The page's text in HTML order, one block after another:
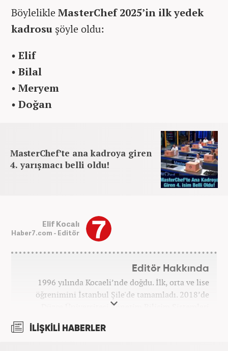
Böylelikle MasterChef 2025’in ilk yedek
kadrosu şöyle oldu:
• Elif
• Bilal
• Meryem
• Doğan
MasterChef’te ana kadroya giren
4. yarışmacı belli oldu!
Elif Kocalı
Haber7.com - Editör
Editör Hakkında
1996 yılında Kocaeli’nde doğdu. İlk, orta ve lise
öğrenimini İstanbul Şile'de tamamladı. 2018’de
Düzce Üniversitesi Yönetim Bilişim Sistemleri
bağlı Haber7.com bünyesinde ‘SEO Editörü’
İLİŞKİLİ HABERLER